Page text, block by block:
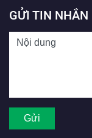
GỬI TIN NHẮN